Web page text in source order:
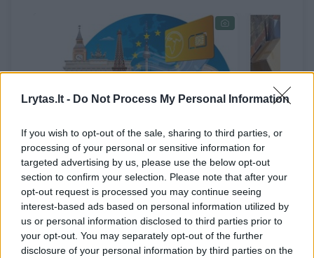
Lrytas.lt - Do Not Process My Personal Information
If you wish to opt-out of the sale, sharing to third parties, or
processing of your personal or sensitive information for
targeted advertising by us, please use the below opt-out
section to confirm your selection. Please note that after your
opt-out request is processed you may continue seeing
interest-based ads based on personal information utilized by
us or personal information disclosed to third parties prior to
your opt-out. You may separately opt-out of the further
disclosure of your personal information by third parties on the
Ragina atkreipti dėmesį į
tarptautiniams skambučiams
taikomas apmokestinimo
sąlygas
Sunku
deda į
griežtės